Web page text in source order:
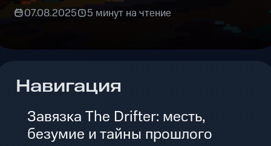
07.08.2025 5 минут на чтение
Навигация
Завязка The Drifter: месть,
безумие и тайны прошлого